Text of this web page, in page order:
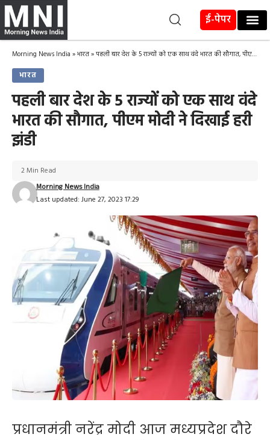
ई-पेपर
Morning News India »भारत»पहली बार देश के 5 राज्यों को एक साथ वंदे भारत की सौगात, पीएम मोदी ने दिखाई हरी झंडी
भारत
पहली बार देश के 5 राज्यों को एक साथ वंदे
भारत की सौगात, पीएम मोदी ने दिखाई हरी
झंडी
Last updated: June 27, 2023 17:29
Morning News India
2 Min Read
प्रधानमंत्री नरेंद्र मोदी आज मध्यप्रदेश दौरे